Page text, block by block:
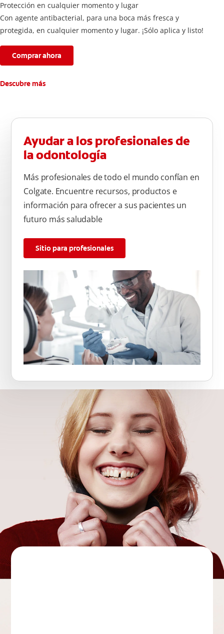
Protección en cualquier momento y lugar
Con agente antibacterial, para una boca más fresca y
protegida, en cualquier momento y lugar. ¡Sólo aplica y listo!
Comprar ahora
Descubre más
Ayudar a los profesionales de
la odontología
Más profesionales de todo el mundo confían en
Colgate. Encuentre recursos, productos e
información para ofrecer a sus pacientes un
futuro más saludable
Sitio para profesionales